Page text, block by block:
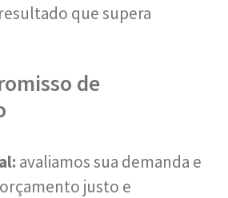
que supera
de
avaliamos sua demanda e
justo e